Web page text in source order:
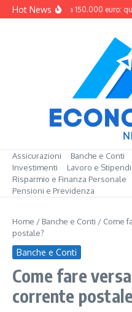
Salta al contenuto
Hot NewsMutuo da 150.000 euro:
Assicurazioni Banche e Conti
Investimenti
Lavoro e Stipendi
Risparmio e Finanza Personale
Pensioni e Previdenza
Home / Banche e Conti / Come
postale?
Banche e Conti
Come fare
corrente